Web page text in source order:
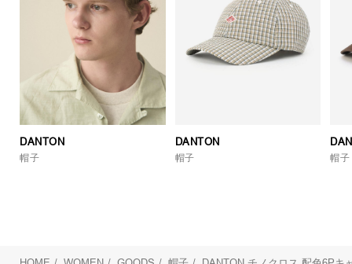
DANTON
帽子
DANTON
帽子 帽子